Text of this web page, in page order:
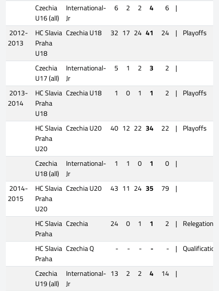
Czechia
U16 (all)
International-
Jr
6 2 2 4 6 |
2012-
2013
HC Slavia
Praha
U18
Czechia U18 32 17 24 41 24 | Playoffs
Czechia
U17 (all)
International-
Jr
5 1 2 3 2 |
2013-
2014
HC Slavia
Praha
U18
Czechia U18 1 0 1 1 2 | Playoffs
HC Slavia
Praha
U20
Czechia U20 40 12 22 34 22 | Playoffs
Czechia
U18 (all)
International-
Jr
1 1 0 1 0 |
2014-
2015
HC Slavia
Praha
U20
Czechia U20 43 11 24 35 79 |
HC Slavia
Praha
Czechia 24 0 1 1 2 | Relegation
HC Slavia
Praha
Czechia Q - - - - - | Qualification
Czechia
U19 (all)
International-
Jr
13 2 2 4 14 |